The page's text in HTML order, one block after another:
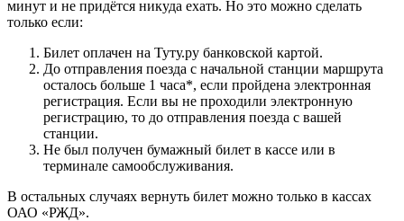
минут и не придётся никуда ехать. Но это можно сделать
только если:
Билет оплачен на Туту.ру банковской картой.
До отправления поезда с начальной станции маршрута
осталось больше 1 часа*, если пройдена электронная
регистрация. Если вы не проходили электронную
регистрацию, то до отправления поезда с вашей
станции.
Не был получен бумажный билет в кассе или в
терминале самообслуживания.
В остальных случаях вернуть билет можно только в кассах
ОАО «РЖД».